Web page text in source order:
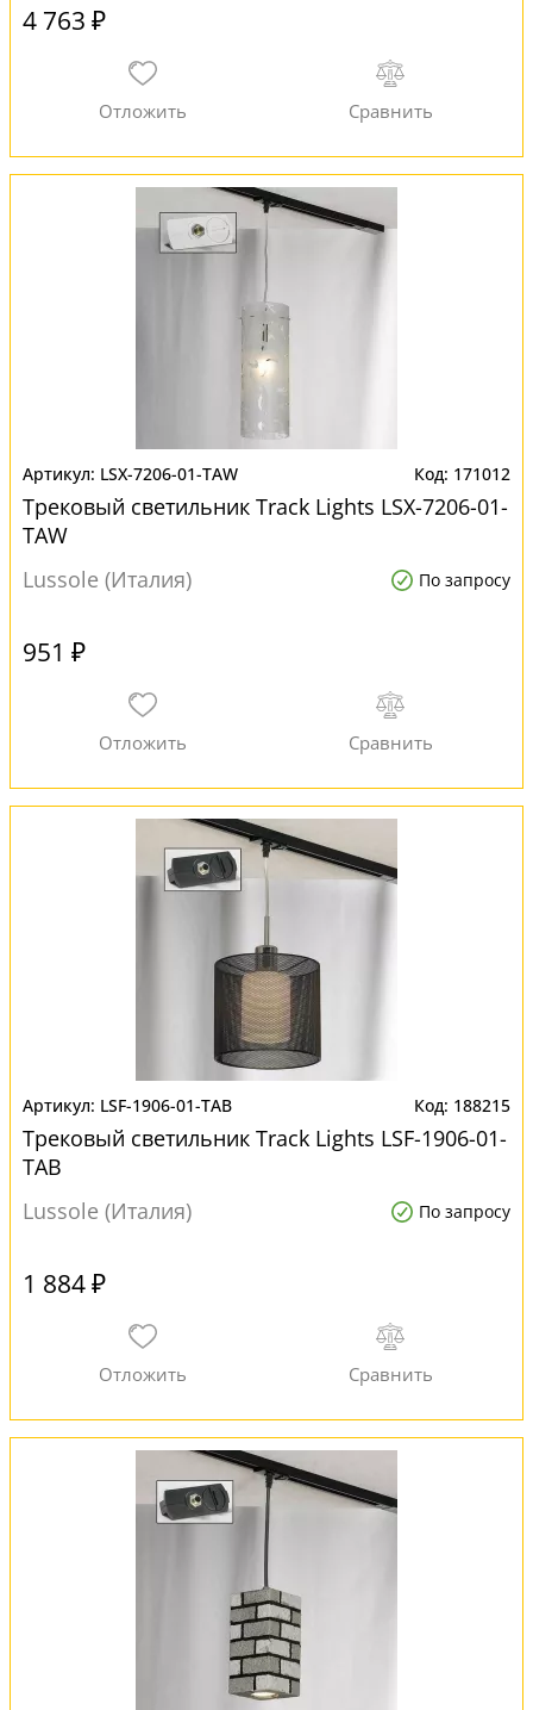
4 763 ₽
LSX-7206-01-TAW 171012
Трековый светильник Track Lights LSX-7206-01-
TAW
Lussole (Италия)
По запросу
951 ₽
LSF-1906-01-TAB 188215
Трековый светильник Track Lights LSF-1906-01-
TAB
Lussole (Италия)
По запросу
1 884 ₽